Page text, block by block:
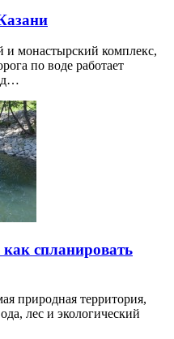
монастырский комплекс,
по воде работает
спланировать
природная территория,
лес и экологический